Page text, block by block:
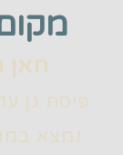
חאן
פיסת גן
נמצא